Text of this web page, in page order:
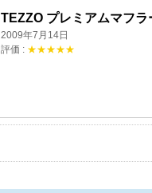
TEZZO プレミアムマフ
2009年7月14日
評価 : ★★★★★